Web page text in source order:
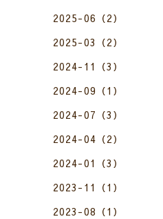
2025-06（2）
2025-03（2）
2024-11（3）
2024-09（1）
2024-07（3）
2024-04（2）
2024-01（3）
2023-11（1）
2023-08（1）